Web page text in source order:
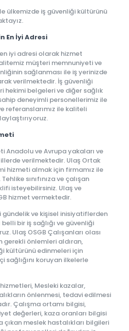
ülkemizde iş güvenliği kültürünü
En İyi Adresi
iyi adresi olarak hizmet
müşteri memnuniyeti ve
sağlanması ile iş yerinizde
verilmektedir. İş güvenliği
hekimi belgeleri ve diğer sağlık
deneyimli personellerimiz ile
referanslarımız ile kaliteli
Anadolu ve Avrupa yakaları ve
verilmektedir. Ulaş Ortak
hizmeti almak için firmamız ile
sınıfınıza ve çalışan
isteyebilirsiniz. Ulaş ve
hizmet vermektedir.
gündelik ve kişisel inisiyatiflerden
bir iş sağlığı ve güvenliği
Ulaş OSGB Çalışanları olası
gerekli önlemleri aldıran,
kültürünü edinmeleri için
sağlığını koruyan ilkelerle
hizmetleri, Mesleki kazalar,
önlenmesi, tedavi edilmesi
Çalışma ortamı bilgisi,
değerleri, kaza oranları bilgisi
meslek hastalıkları bilgileri